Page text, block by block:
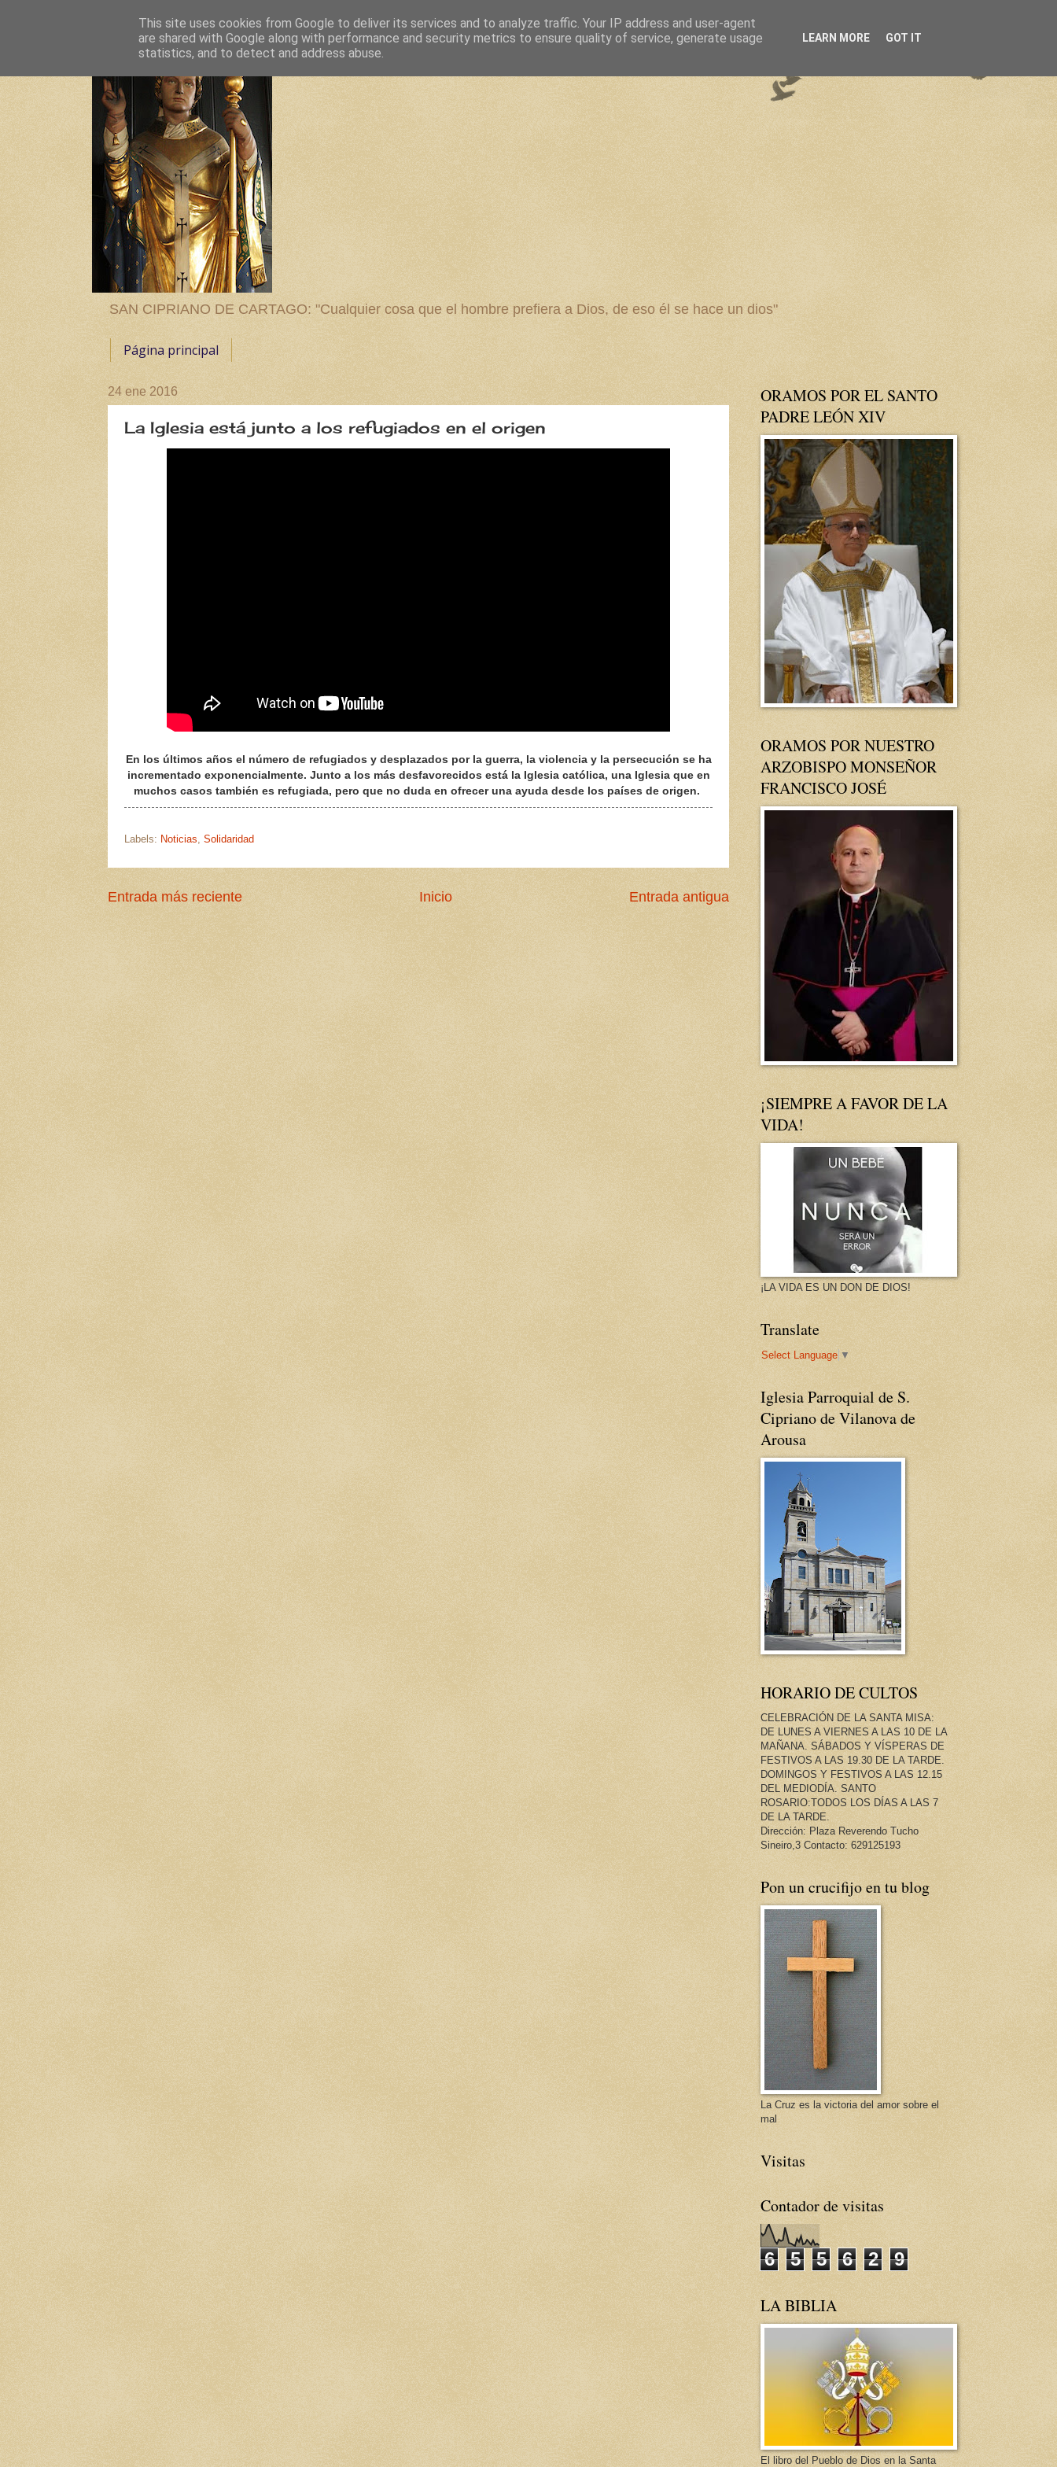
SAN CIPRIANO DE CARTAGO: "Cualquier cosa que el hombre prefiera a Dios, de eso él se hace un dios"
Página principal
24 ene 2016
La Iglesia está junto a los refugiados en el origen
En los últimos años el número de refugiados y desplazados por la guerra, la violencia y la persecución se ha
incrementado exponencialmente. Junto a los más desfavorecidos está la Iglesia católica, una Iglesia que en
muchos casos también es refugiada, pero que no duda en ofrecer una ayuda desde los países de origen.
Labels: Noticias Solidaridad
Entrada más reciente Entrada antigua
Inicio
ORAMOS POR EL SANTO
PADRE LEÓN XIV
ORAMOS POR NUESTRO
ARZOBISPO MONSEÑOR
FRANCISCO JOSÉ
¡SIEMPRE A FAVOR DE LA
VIDA!
¡LA VIDA ES UN DON DE DIOS!
Translate
Select Language ▼
Iglesia Parroquial de S.
Cipriano de Vilanova de
Arousa
HORARIO DE CULTOS
CELEBRACIÓN DE LA SANTA MISA:
DE LUNES A VIERNES A LAS 10 DE LA
MAÑANA. SÁBADOS Y VÍSPERAS DE
FESTIVOS A LAS 19.30 DE LA TARDE.
DOMINGOS Y FESTIVOS A LAS 12.15
DEL MEDIODÍA. SANTO
ROSARIO:TODOS LOS DÍAS A LAS 7
DE LA TARDE.
Dirección: Plaza Reverendo Tucho
Sineiro,3 Contacto: 629125193
Pon un crucifijo en tu blog
La Cruz es la victoria del amor sobre el
mal
Visitas
Contador de visitas
6 5 5 6 2 9
LA BIBLIA
El libro del Pueblo de Dios en la Santa
This site uses cookies from Google to deliver its services and to analyze traffic. Your IP address and user-agent
are shared with Google along with performance and security metrics to ensure quality of service, generate usage
statistics, and to detect and address abuse.
LEARN MORE GOT IT